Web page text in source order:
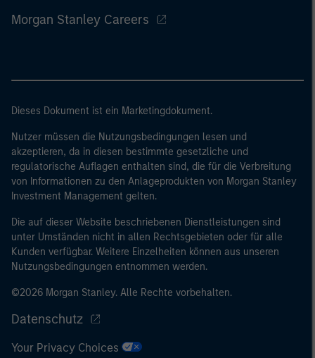
Morgan Stanley Careers
Dieses Dokument ist ein Marketingdokument.
Nutzer müssen die Nutzungsbedingungen lesen und
akzeptieren, da in diesen bestimmte gesetzliche und
regulatorische Auflagen enthalten sind, die für die Verbreitung
von Informationen zu den Anlageprodukten von Morgan Stanley
Investment Management gelten.
Die auf dieser Website beschriebenen Dienstleistungen sind
unter Umständen nicht in allen Rechtsgebieten oder für alle
Kunden verfügbar. Weitere Einzelheiten können aus unseren
Nutzungsbedingungen entnommen werden.
©2026 Morgan Stanley. Alle Rechte vorbehalten.
Datenschutz
Your Privacy Choices